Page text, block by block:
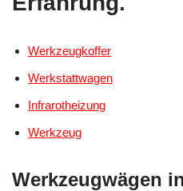
Werkzeugkoffer
Werkstattwagen
Infrarotheizung
Werkzeug
Werkzeugwägen